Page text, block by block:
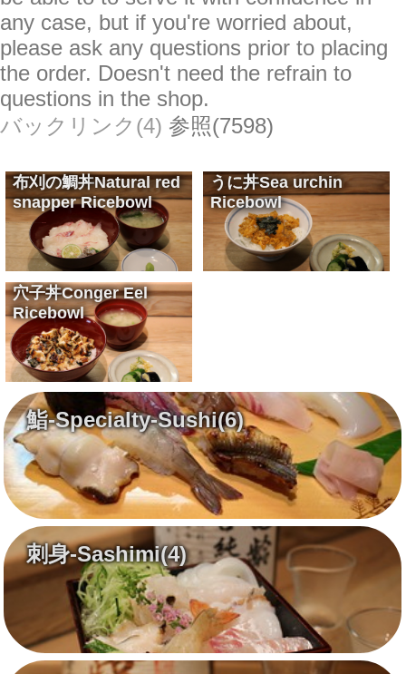
any case, but if you're worried about,
please ask any questions prior to placing
the order. Doesn't need the refrain to
questions in the shop.
バックリンク(4) 参照(7598)
布刈の鯛丼Natural red
snapper Ricebowl
うに丼Sea urchin
Ricebowl
穴子丼Conger Eel
Ricebowl
鮨-Specialty-Sushi(6)
刺身-Sashimi(4)